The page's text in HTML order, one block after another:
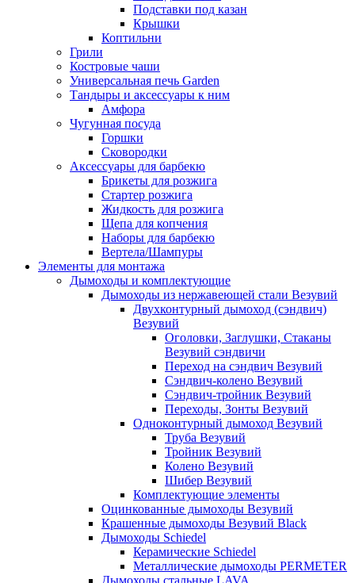
Подставки под казан
Крышки
Коптильни
Грили
Костровые чаши
Универсальная печь Garden
Тандыры и аксессуары к ним
Амфора
Чугунная посуда
Горшки
Сковородки
Аксессуары для барбекю
Брикеты для розжига
Стартер розжига
Жидкость для розжига
Щепа для копчения
Наборы для барбекю
Вертела/Шампуры
Элементы для монтажа
Дымоходы и комплектующие
Дымоходы из нержавеющей стали Везувий
Двухконтурный дымоход (сэндвич)
Везувий
Оголовки, Заглушки, Стаканы
Везувий сэндвичи
Переход на сэндвич Везувий
Сэндвич-колено Везувий
Сэндвич-тройник Везувий
Переходы, Зонты Везувий
Одноконтурный дымоход Везувий
Труба Везувий
Тройник Везувий
Колено Везувий
Шибер Везувий
Комплектующие элементы
Оцинкованные дымоходы Везувий
Крашенные дымоходы Везувий Black
Дымоходы Schiedel
Керамические Schiedel
Металлические дымоходы PERMETER
Дымоходы стальные LAVA